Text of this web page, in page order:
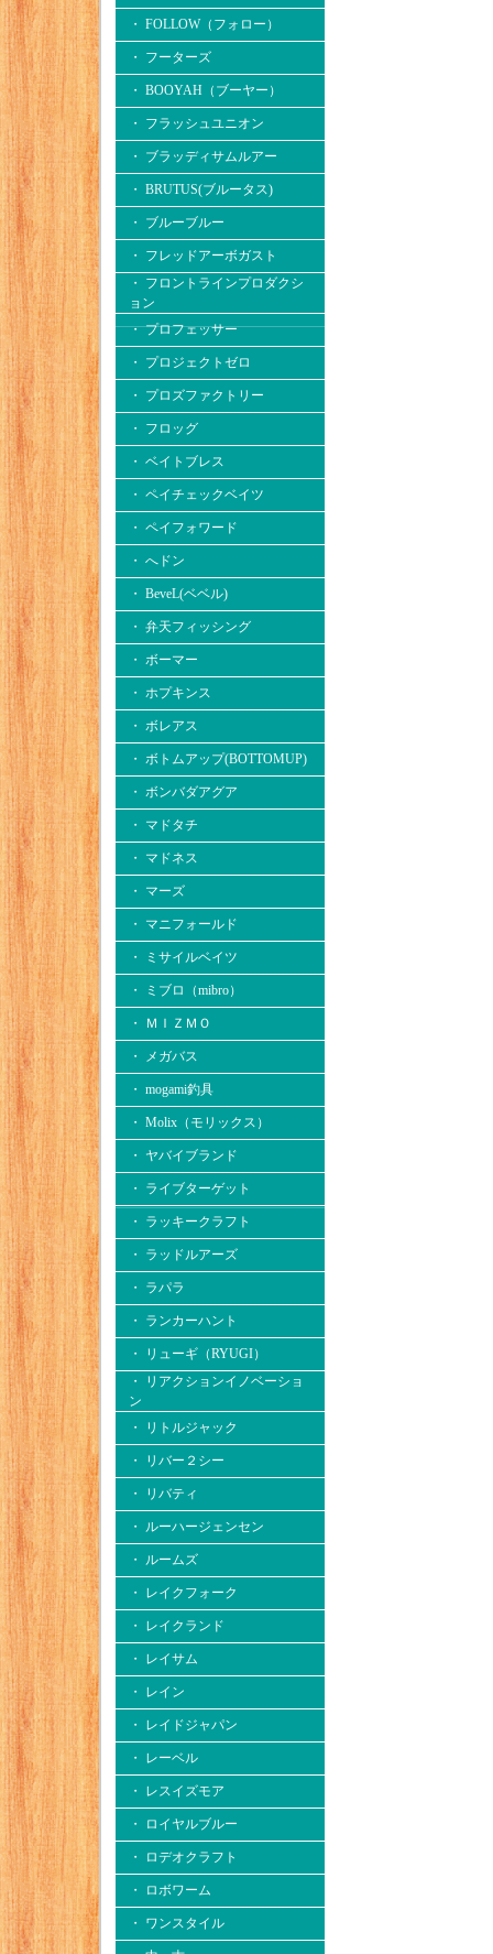
・ FOLLOW（フォロー）
・ フーターズ
・ BOOYAH（ブーヤー）
・ フラッシュユニオン
・ ブラッディサムルアー
・ BRUTUS(ブルータス)
・ ブルーブルー
・ フレッドアーボガスト
・ フロントラインプロダクシ
ョン
・ プロフェッサー
・ プロジェクトゼロ
・ プロズファクトリー
・ フロッグ
・ ベイトブレス
・ ペイチェックベイツ
・ ペイフォワード
・ へドン
・ BeveL(ベベル)
・ 弁天フィッシング
・ ボーマー
・ ホプキンス
・ ボレアス
・ ボトムアップ(BOTTOMUP)
・ ボンバダアグア
・ マドタチ
・ マドネス
・ マーズ
・ マニフォールド
・ ミサイルベイツ
・ ミブロ（mibro）
・ ＭＩＺＭＯ
・ メガバス
・ mogami釣具
・ Molix（モリックス）
・ ヤバイブランド
・ ライブターゲット
・ ラッキークラフト
・ ラッドルアーズ
・ ラパラ
・ ランカーハント
・ リューギ（RYUGI）
・ リアクションイノベーショ
ン
・ リトルジャック
・ リバー２シー
・ リバティ
・ ルーハージェンセン
・ ルームズ
・ レイクフォーク
・ レイクランド
・ レイサム
・ レイン
・ レイドジャパン
・ レーベル
・ レスイズモア
・ ロイヤルブルー
・ ロデオクラフト
・ ロボワーム
・ ワンスタイル